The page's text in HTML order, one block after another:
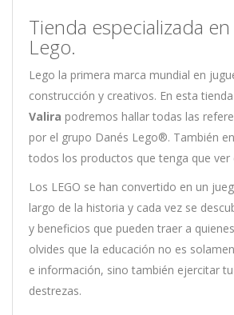
Tienda especializada
Lego.
Lego la primera marca mundial en
construcción y creativos. En esta
Valira podremos hallar todas las
por el grupo Danés Lego®. También
todos los productos que tenga que ver
Los LEGO se han convertido en un
largo de la historia y cada vez se
y beneficios que pueden traer a
olvides que la educación no es
e información, sino también ejercitar
destrezas.